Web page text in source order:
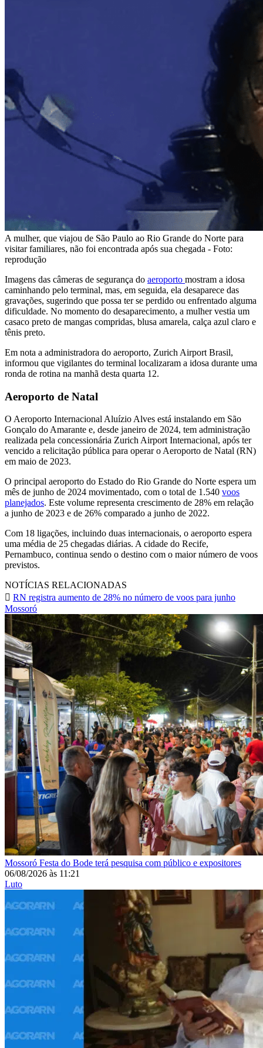
A mulher, que viajou de São Paulo ao Rio Grande do Norte para
visitar familiares, não foi encontrada após sua chegada - Foto:
reprodução
Imagens das câmeras de segurança do aeroporto mostram a idosa
caminhando pelo terminal, mas, em seguida, ela desaparece das
gravações, sugerindo que possa ter se perdido ou enfrentado alguma
dificuldade. No momento do desaparecimento, a mulher vestia um
casaco preto de mangas compridas, blusa amarela, calça azul claro e
tênis preto.
Em nota a administradora do aeroporto, Zurich Airport Brasil,
informou que vigilantes do terminal localizaram a idosa durante uma
ronda de rotina na manhã desta quarta 12.
Aeroporto de Natal
O Aeroporto Internacional Aluízio Alves está instalando em São
Gonçalo do Amarante e, desde janeiro de 2024, tem administração
realizada pela concessionária Zurich Airport Internacional, após ter
vencido a relicitação pública para operar o Aeroporto de Natal (RN)
em maio de 2023.
O principal aeroporto do Estado do Rio Grande do Norte espera um
mês de junho de 2024 movimentado, com o total de 1.540 voos
planejados. Este volume representa crescimento de 28% em relação
a junho de 2023 e de 26% comparado a junho de 2022.
Com 18 ligações, incluindo duas internacionais, o aeroporto espera
uma média de 25 chegadas diárias. A cidade do Recife,
Pernambuco, continua sendo o destino com o maior número de voos
previstos.
NOTÍCIAS RELACIONADAS
RN registra aumento de 28% no número de voos para junho
Mossoró
Mossoró Festa do Bode terá pesquisa com público e expositores
06/08/2026 às 11:21
Luto